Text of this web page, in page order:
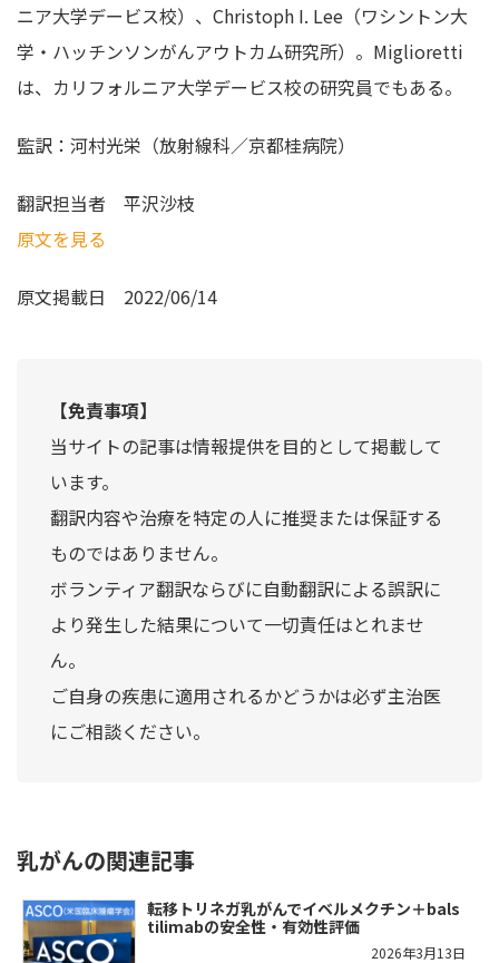
ニア大学デービス校）、Christoph I. Lee（ワシントン大
学・ハッチンソンがんアウトカム研究所）。Miglioretti
は、カリフォルニア大学デービス校の研究員でもある。
監訳：河村光栄（放射線科／京都桂病院）
翻訳担当者 平沢沙枝
原文を見る
原文掲載日 2022/06/14
【免責事項】
当サイトの記事は情報提供を目的として掲載して
います。
翻訳内容や治療を特定の人に推奨または保証する
ものではありません。
ボランティア翻訳ならびに自動翻訳による誤訳に
より発生した結果について一切責任はとれませ
ん。
ご自身の疾患に適用されるかどうかは必ず主治医
にご相談ください。
乳がんの関連記事
転移トリネガ乳がんでイベルメクチン＋bals
tilimabの安全性・有効性評価
2026年3月13日